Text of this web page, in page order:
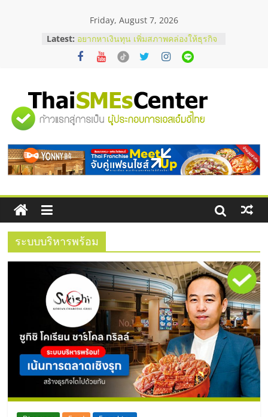
Friday, August 7, 2026
Latest:
บริษัท Cybersecurity ในไทยที่ไหนดี?
วิธีเลือกผู้ให้บริการให้คุ้มค่าและตอบ
โจทย์ธุรกิจ
อยากหาเงินทุน เพิ่มสภาพคล่องให้ธุรกิจ
บริการน้ำมัน Shell
สัมมนาลงทุน แฟรนไชส์ยอนนี่
ThaiFranchise Meet Up จับคู่แฟรน
ร้านเครื่องเสียงคุณภาพสูง พร้อม
โซลูชันระบบภาพและเสียง
"ศูนย์
รวม
ข้อมูล
ธุรกิจ
SME
แห่ง
ประเทศไทย,
ThaiSMEsCenter,
รวม
ระบบบริหารพร้อม